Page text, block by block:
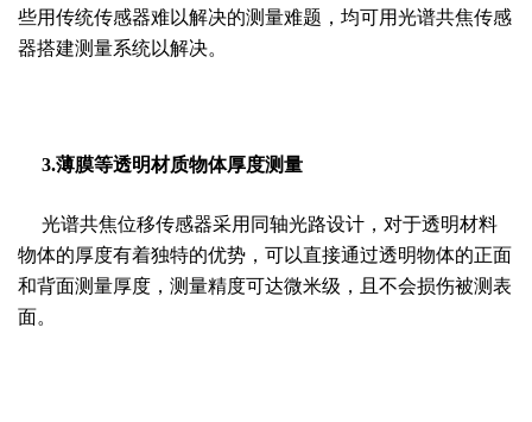
些用传统传感器难以解决的测量难题，均可用光谱共焦传感
器搭建测量系统以解决。
3.薄膜等透明材质物体厚度测量
光谱共焦位移传感器采用同轴光路设计，对于透明材料
物体的厚度有着独特的优势，可以直接通过透明物体的正面
和背面测量厚度，测量精度可达微米级，且不会损伤被测表
面。